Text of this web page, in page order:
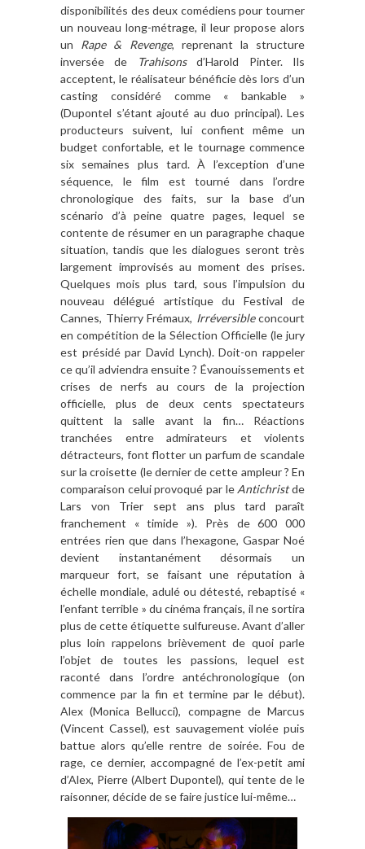
disponibilités des deux comédiens pour tourner
un nouveau long-métrage, il leur propose alors
un Rape & Revenge, reprenant la structure
inversée de
Trahisonsd’Harold Pinter. Ils
acceptent, le réalisateur bénéficie dès lors d’un
casting considéré comme « bankable »
(Dupontel s’étant ajouté au duo principal). Les
producteurs suivent, lui confient même un
budget confortable, et le tournage commence
six semaines plus tard. À l’exception d’une
séquence, le film est tourné dans l’ordre
chronologique des faits, sur la base d’un
scénario d’à peine quatre pages, lequel se
contente de résumer en un paragraphe chaque
situation, tandis que les dialogues seront très
largement improvisés au moment des prises.
Quelques mois plus tard, sous l’impulsion du
nouveau délégué artistique du Festival de
Cannes, Thierry Frémaux, Irréversibleconcourt
en compétition de la Sélection Officielle (le jury
est présidé par David Lynch). Doit-on rappeler
ce qu’il adviendra ensuite ? Évanouissements et
crises de nerfs au cours de la projection
officielle, plus de deux cents spectateurs
quittent la salle avant la fin… Réactions
tranchées entre admirateurs et violents
détracteurs, font flotter un parfum de scandale
sur la croisette (le dernier de cette ampleur ? En
comparaison celui provoqué par leAntichristde
Lars von Trier sept ans plus tard paraît
franchement « timide »). Près de 600 000
entrées rien que dans l’hexagone, Gaspar Noé
devient instantanément désormais un
marqueur fort, se faisant une réputation à
échelle mondiale, adulé ou détesté, rebaptisé «
l’enfant terrible » du cinéma français, il ne sortira
plus de cette étiquette sulfureuse. Avant d’aller
plus loin rappelons brièvement de quoi parle
l’objet de toutes les passions, lequel est
raconté dans l’ordre antéchronologique (on
commence par la fin et termine par le début).
Alex (Monica Bellucci), compagne de Marcus
(Vincent Cassel), est sauvagement violée puis
battue alors qu’elle rentre de soirée. Fou de
rage, ce dernier, accompagné de l’ex-petit ami
d’Alex, Pierre (Albert Dupontel), qui tente de le
raisonner, décide de se faire justice lui-même…